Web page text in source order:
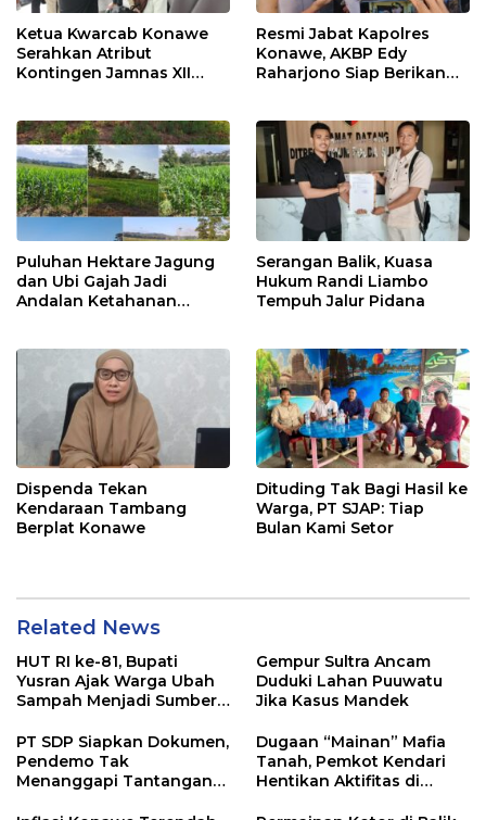
Ketua Kwarcab Konawe
Serahkan Atribut
Kontingen Jamnas XII
Resmi Jabat Kapolres
Konawe, AKBP Edy
Raharjono Siap Berikan
Puluhan Hektare Jagung
dan Ubi Gajah Jadi
Andalan Ketahanan
Serangan Balik, Kuasa
Hukum Randi Liambo
Tempuh Jalur Pidana
Dispenda Tekan
Kendaraan Tambang
Berplat Konawe
Dituding Tak Bagi Hasil ke
Warga, PT SJAP: Tiap
Bulan Kami Setor
Related News
HUT RI ke-81, Bupati
Yusran Ajak Warga Ubah
Sampah Menjadi Sumber
Gempur Sultra Ancam
Duduki Lahan Puuwatu
Jika Kasus Mandek
PT SDP Siapkan Dokumen,
Pendemo Tak
Menanggapi Tantangan
Dugaan “Mainan” Mafia
Tanah, Pemkot Kendari
Hentikan Aktifitas di